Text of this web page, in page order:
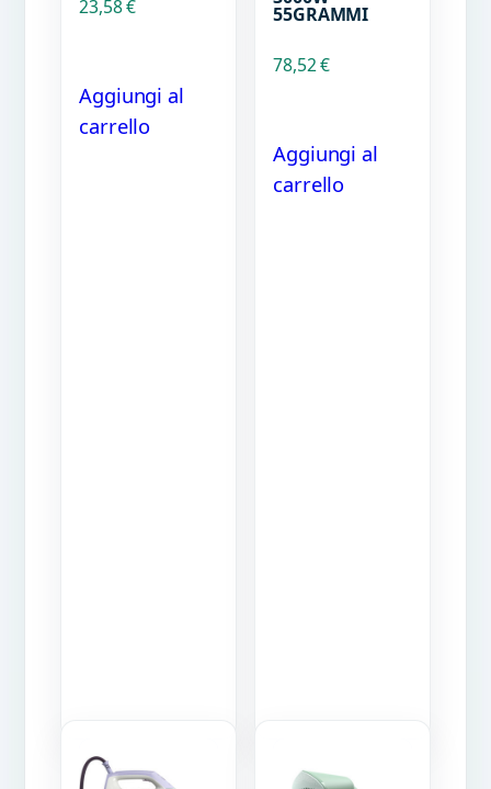
23,58€
Aggiungi al
carrello
55GRAMMI
78,52€
Aggiungi al
carrello